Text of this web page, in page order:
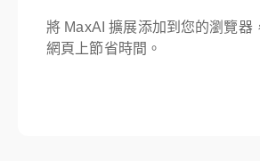
將 MaxAI 擴展添加到您的瀏覽器
網頁上節省時間。